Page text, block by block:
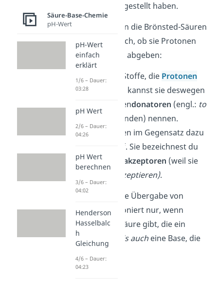
voneinander aufgestellt haben.
Sie unterscheiden die Brönsted-Säuren
und -Basen danach, ob sie Protonen
aufnehmen oder abgeben:
Säuren
sind Stoffe, die Protonen
abgeben. Du kannst sie deswegen
auch Protonendonatoren (engl.: to
donate
= spenden) nennen.
Basen
nehmen im Gegensatz dazu
Protonen auf. Sie bezeichnest du
als Protonen
akzeptoren (weil sie
akzeptieren).
Aber Achtung: die Übergabe von
Protonen funktioniert nur, wenn
sowohleine Säure gibt, die ein
Proton abgibt,
als aucheine Base, die
Säure-Base-Chemie
pH-Wert
pH-Wert
einfach
erklärt
1/6 – Dauer:
03:28
pH Wert
2/6 – Dauer:
04:26
pH Wert
berechnen
3/6 – Dauer:
04:02
Henderson
Hasselbalc
h
Gleichung
4/6 – Dauer:
04:23